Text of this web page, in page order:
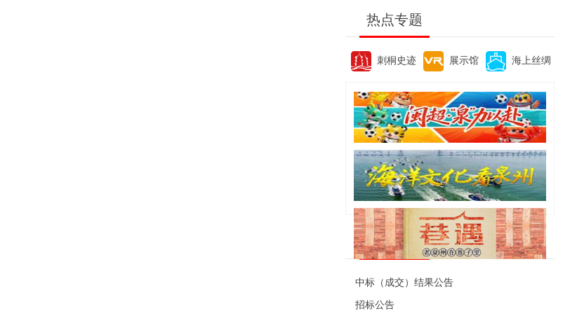
热点专题
刺桐史迹 展示馆 海上丝绸
便民资讯
中标（成交）结果公告
招标公告